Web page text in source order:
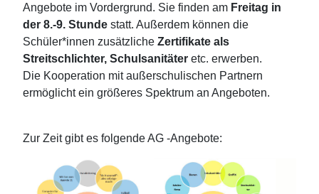
Angebote im Vordergrund. Sie finden am Freitag in
der 8.-9. Stunde statt. Außerdem können die
Schüler*innen zusätzliche Zertifikate als
Streitschlichter, Schulsanitäter etc. erwerben.
Die Kooperation mit außerschulischen Partnern
ermöglicht ein größeres Spektrum an Angeboten.
Zur Zeit gibt es folgende AG -Angebote: